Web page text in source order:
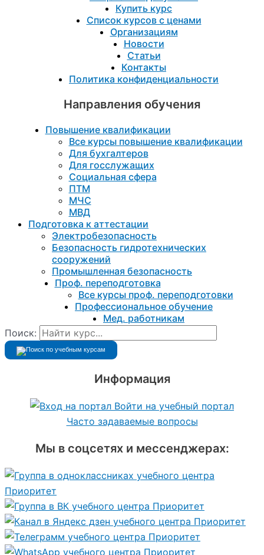
Купить курс
Список курсов с ценами
Организациям
Новости
Статьи
Контакты
Политика конфиденциальности
Направления обучения
Повышение квалификации
Все курсы повышение квалификации
Для бухгалтеров
Для госслужащих
Социальная сфера
ПТМ
МЧС
МВД
Подготовка к aттестации
Электробезопасность
Безопасность гидротехнических
сооружений
Промышленная безопасность
Проф. переподготовка
Все курсы проф. переподготовки
Профессиональное обучение
Мед. работникам
Поиск:
Информация
Войти на учебный портал
Часто задаваемые вопросы
Мы в соцсетях и мессенджерах: